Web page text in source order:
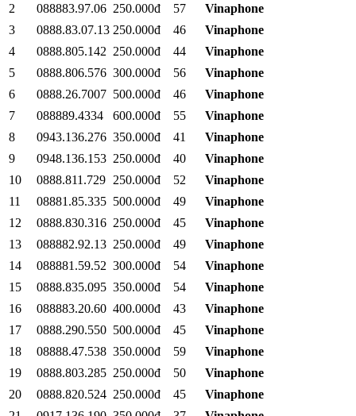
2 088883.97.06 250.000đ 57
Vinaphone
3
0888.83.07.13 250.000đ 46
Vinaphone
4
0888.805.142 250.000đ 44
Vinaphone
5
0888.806.576 300.000đ 56
Vinaphone
6
0888.26.7007 500.000đ 46
Vinaphone
7
088889.4334 600.000đ 55
Vinaphone
8
0943.136.276 350.000đ 41
Vinaphone
9
0948.136.153 250.000đ 40
Vinaphone
10
0888.811.729 250.000đ 52
Vinaphone
11
08881.85.335 500.000đ 49
Vinaphone
12
0888.830.316 250.000đ 45
Vinaphone
13
088882.92.13 250.000đ 49
Vinaphone
14
088881.59.52 300.000đ 54
Vinaphone
15
0888.835.095 350.000đ 54
Vinaphone
16
088883.20.60 400.000đ 43
Vinaphone
17
0888.290.550 500.000đ 45
Vinaphone
18
08888.47.538 350.000đ 59
Vinaphone
19
0888.803.285 250.000đ 50
Vinaphone
20
0888.820.524 250.000đ 45
Vinaphone